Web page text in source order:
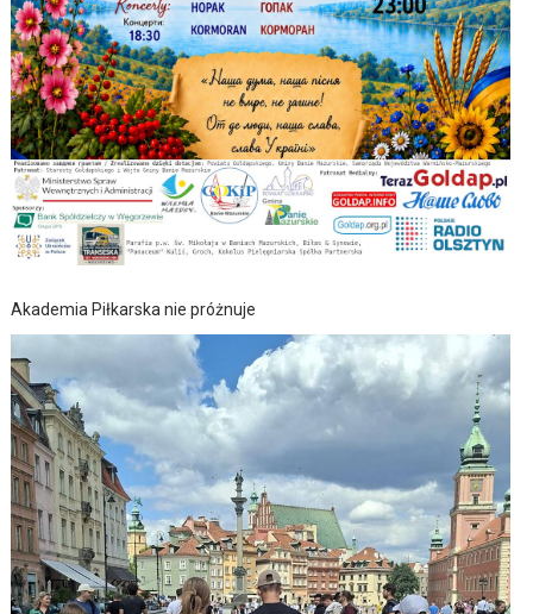
Akademia Piłkarska nie próżnuje